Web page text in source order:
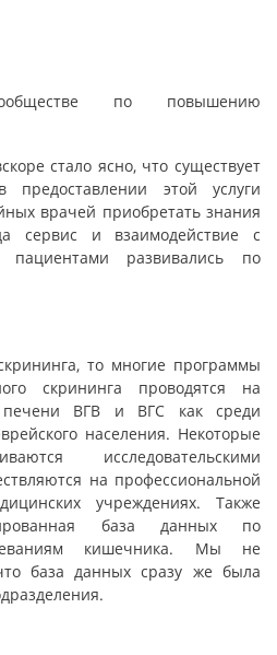
по повышению
стало ясно, что существует
предоставлении этой услуги
врачей приобретать знания
сервис и взаимодействие с
пациентами развивались по
то многие программы
скрининга проводятся на
печени ВГВ и ВГС как среди
населения. Некоторые
исследовательскими
на профессиональной
учреждениях. Также
база данных по
кишечника. Мы не
база данных сразу же была
.